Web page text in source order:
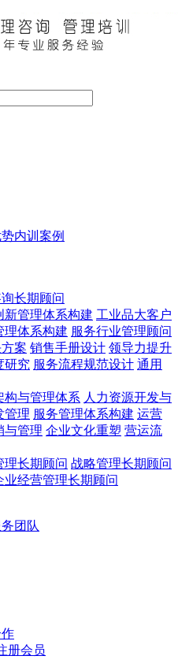
内训案例
长期顾问
新管理体系构建 工业品大客户
理体系构建 服务行业管理顾问
案 销售手册设计 领导力提升
研究 服务流程规范设计 通用
构与管理体系 人力资源开发与
管理 服务管理体系构建 运营
与管理 企业文化重塑 营运流
理长期顾问 战略管理长期顾问
业经营管理长期顾问
团队
册会员